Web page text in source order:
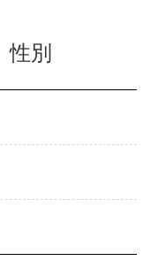
性別